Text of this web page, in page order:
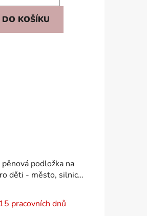
DO KOŠÍKU
pěnová podložka na
děti - město, silnice
pracovních dnů